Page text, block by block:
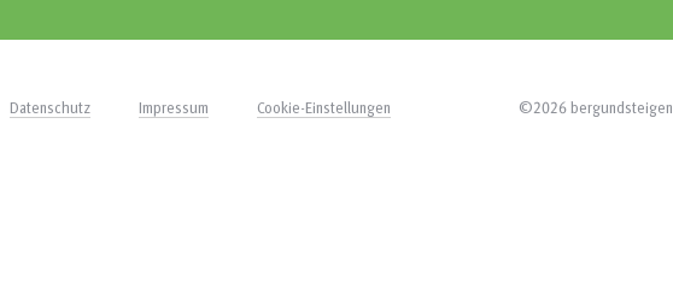
Datenschutz Impressum Cookie-Einstellungen ©2026 bergundsteigen